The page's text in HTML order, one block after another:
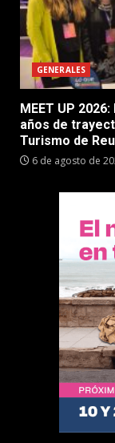
GENERALES
MEET UP
años de
Turismo de
6 de agosto de